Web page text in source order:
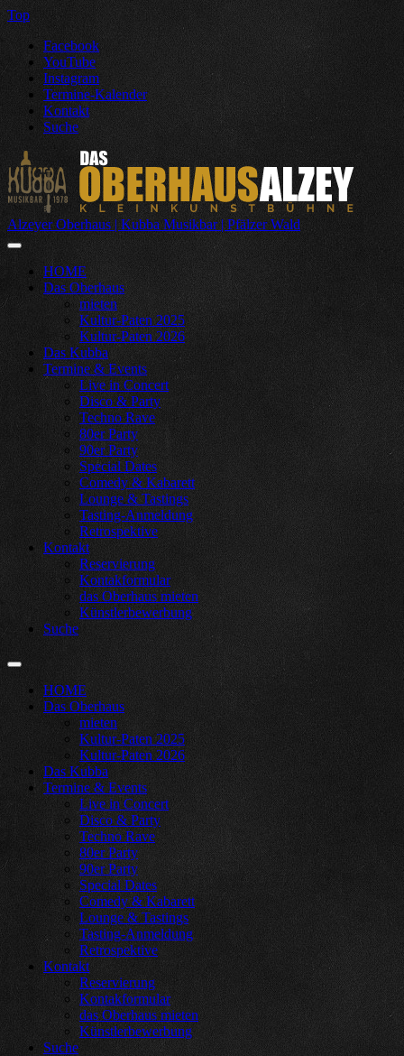
Top
Facebook
YouTube
Instagram
Termine-Kalender
Kontakt
Suche
Alzeyer Oberhaus | Kubba Musikbar | Pfälzer Wald
HOME
Das Oberhaus
mieten
Kultur-Paten 2025
Kultur-Paten 2026
Das Kubba
Termine & Events
Live in Concert
Disco & Party
Techno Rave
80er Party
90er Party
Special Dates
Comedy & Kabarett
Lounge & Tastings
Tasting-Anmeldung
Retrospektive
Kontakt
Reservierung
Kontakformular
das Oberhaus mieten
Künstlerbewerbung
Suche
HOME
Das Oberhaus
mieten
Kultur-Paten 2025
Kultur-Paten 2026
Das Kubba
Termine & Events
Live in Concert
Disco & Party
Techno Rave
80er Party
90er Party
Special Dates
Comedy & Kabarett
Lounge & Tastings
Tasting-Anmeldung
Retrospektive
Kontakt
Reservierung
Kontakformular
das Oberhaus mieten
Künstlerbewerbung
Suche